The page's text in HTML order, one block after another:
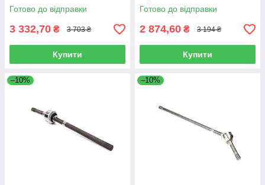
Готово до відправки
3 332,70 ₴ 3 703 ₴
Купити
Готово до відправки
2 874,60 ₴ 3 194 ₴
Купити
–10% –10%